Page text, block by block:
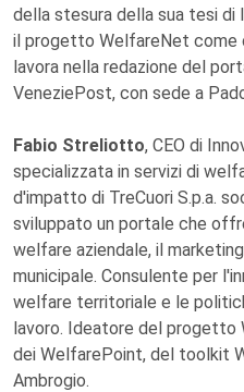
della stesura della sua tesi di
il progetto WelfareNet come
lavora nella redazione del
VeneziePost, con sede a
Fabio Streliotto, CEO di
specializzata in servizi di
d'impatto di TreCuori S.p.a.
sviluppato un portale che
welfare aziendale, il
municipale. Consulente per
welfare territoriale e le
lavoro. Ideatore del
dei WelfarePoint, del toolkit
Ambrogio.